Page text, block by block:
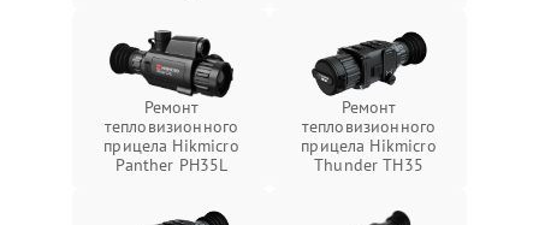
Ремонт
тепловизионного
прицела Hikmicro
Panther PH35L
Ремонт
тепловизионного
прицела Hikmicro
Thunder TH35